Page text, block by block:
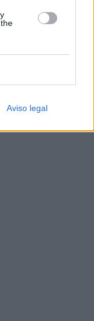
Aviso legal